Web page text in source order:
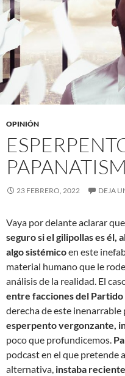
OPINIÓN
23 FEBRERO, 2022 DEJA
Vaya por delante aclarar que
seguro si el gilipollas es él,
algo sistémicoen este
material humano que le
análisis de la realidad. El
entre facciones del
derecha de este inenarrable
esperpento vergonzante,
poco que profundicemos.
podcast en el que pretende
alternativa, instaba